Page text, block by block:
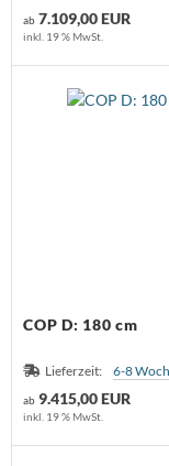
ab 7.109,00 EUR
inkl. 19 % MwSt.
COP D: 180 cm
Lieferzeit: 6-8
ab 9.415,00 EUR
inkl. 19 % MwSt.